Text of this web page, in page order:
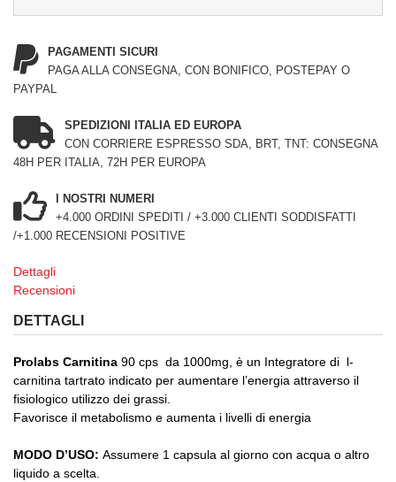
PAGAMENTI SICURI
PAGA ALLA CONSEGNA, CON BONIFICO, POSTEPAY O
PAYPAL
SPEDIZIONI ITALIA ED EUROPA
CON CORRIERE ESPRESSO SDA, BRT, TNT: CONSEGNA
48H PER ITALIA, 72H PER EUROPA
I NOSTRI NUMERI
+4.000 ORDINI SPEDITI / +3.000 CLIENTI SODDISFATTI
/+1.000 RECENSIONI POSITIVE
Dettagli
Recensioni
DETTAGLI
Prolabs Carnitina 90 cps da 1000mg, è un Integratore di l-
carnitina tartrato indicato per aumentare l’energia attraverso il
fisiologico utilizzo dei grassi.
Favorisce il metabolismo e aumenta i livelli di energia
MODO D’USO: Assumere 1 capsula al giorno con acqua o altro
liquido a scelta.